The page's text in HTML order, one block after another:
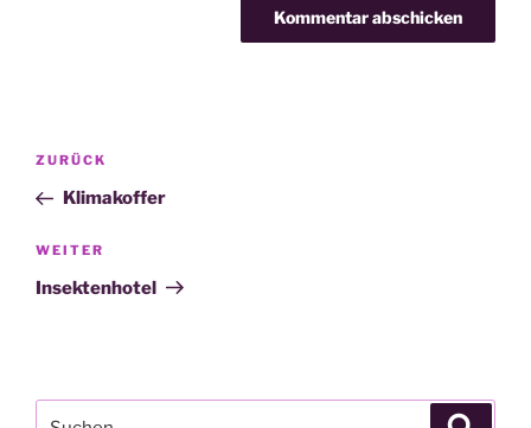
Beitragsnavigation
Vorheriger
Beitrag
ZURÜCK
Klimakoffer
Nächster
Beitrag
WEITER
Insektenhotel